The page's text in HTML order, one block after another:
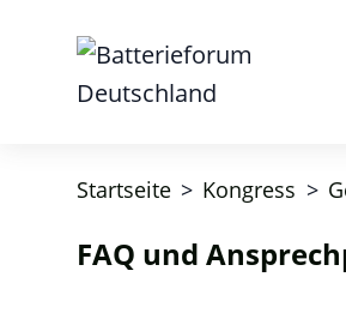
Startseite > Kongress >
FAQ und